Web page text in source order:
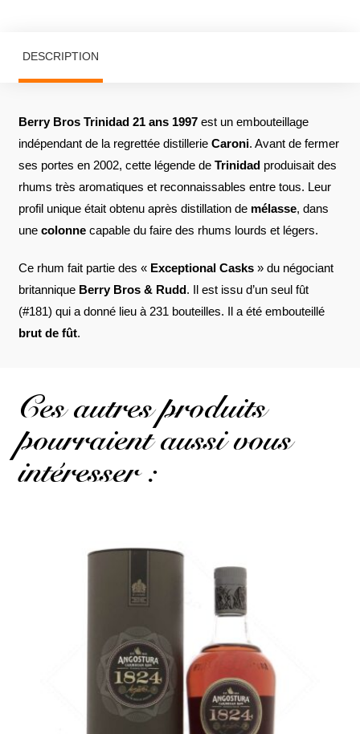
DESCRIPTION
Berry Bros Trinidad 21 ans 1997est un embouteillage
indépendant de la regrettée distillerie Caroni. Avant de fermer
ses portes en 2002, cette légende de Trinidadproduisait des
rhums très aromatiques et reconnaissables entre tous. Leur
profil unique était obtenu après distillation de mélasse, dans
une colonnecapable du faire des rhums lourds et légers.
Ce rhum fait partie des « Exceptional Casks» du négociant
britannique Berry Bros & Rudd. Il est issu d’un seul fût
(#181) qui a donné lieu à 231 bouteilles. Il a été embouteillé
brut de fût.
Ces autres produits
pourraient aussi vous
intéresser :